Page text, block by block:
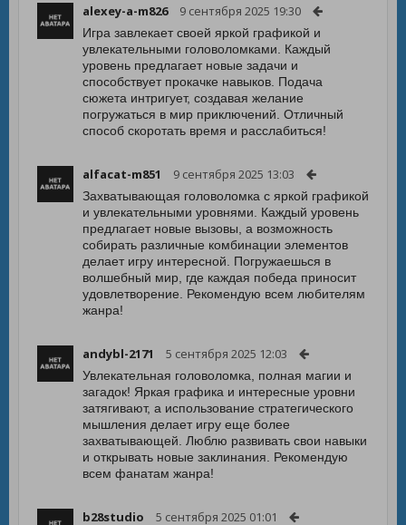
alexey-a-m826 9 сентября 2025 19:30
Игра завлекает своей яркой графикой и
увлекательными головоломками. Каждый
уровень предлагает новые задачи и
способствует прокачке навыков. Подача
сюжета интригует, создавая желание
погружаться в мир приключений. Отличный
способ скоротать время и расслабиться!
alfacat-m851 9 сентября 2025 13:03
Захватывающая головоломка с яркой графикой
и увлекательными уровнями. Каждый уровень
предлагает новые вызовы, а возможность
собирать различные комбинации элементов
делает игру интересной. Погружаешься в
волшебный мир, где каждая победа приносит
удовлетворение. Рекомендую всем любителям
жанра!
andybl-2171 5 сентября 2025 12:03
Увлекательная головоломка, полная магии и
загадок! Яркая графика и интересные уровни
затягивают, а использование стратегического
мышления делает игру еще более
захватывающей. Люблю развивать свои навыки
и открывать новые заклинания. Рекомендую
всем фанатам жанра!
b28studio 5 сентября 2025 01:01